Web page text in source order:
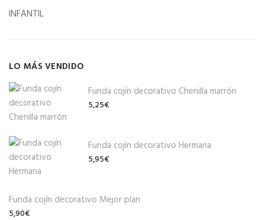
INFANTIL
LO MÁS VENDIDO
Funda cojín decorativo Chenilla marrón
5,25€
Funda cojín decorativo Hermana
5,95€
Funda cojín decorativo Mejor plan
5,90€